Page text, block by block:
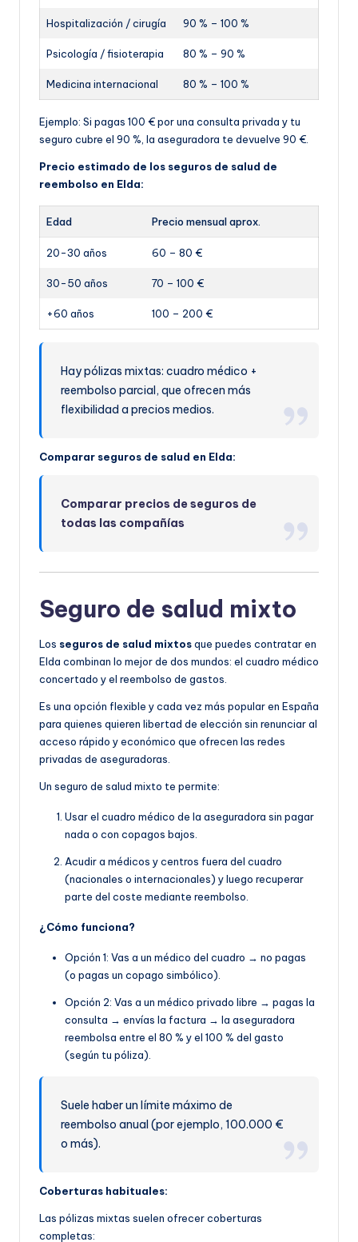
Hospitalización / cirugía 90 % – 100 %
Psicología / fisioterapia 80 % – 90 %
Medicina internacional 80 % – 100 %
Ejemplo: Si pagas 100 € por una consulta privada y tu
seguro cubre el 90 %, la aseguradora te devuelve 90 €.
Precio estimado de los seguros de salud de
reembolso en Elda:
Edad Precio mensual aprox.
20-30 años 60 – 80 €
30-50 años 70 – 100 €
+60 años 100 – 200 €
Hay pólizas mixtas: cuadro médico +
reembolso parcial, que ofrecen más
flexibilidad a precios medios.
Comparar seguros de salud en Elda:
Comparar precios de seguros de
todas las compañías
Seguro de salud mixto
Los seguros de salud mixtosque puedes contratar en
Elda combinan lo mejor de dos mundos: el cuadro médico
concertado y el reembolso de gastos.
Es una opción flexible y cada vez más popular en España
para quienes quieren libertad de elección sin renunciar al
acceso rápido y económico que ofrecen las redes
privadas de aseguradoras.
Un seguro de salud mixto te permite:
Usar el cuadro médico de la aseguradora sin pagar
nada o con copagos bajos.
Acudir a médicos y centros fuera del cuadro
(nacionales o internacionales) y luego recuperar
parte del coste mediante reembolso.
¿Cómo funciona?
Opción 1: Vas a un médico del cuadro → no pagas
(o pagas un copago simbólico).
Opción 2: Vas a un médico privado libre → pagas la
consulta → envías la factura → la aseguradora
reembolsa entre el 80 % y el 100 % del gasto
(según tu póliza).
Suele haber un límite máximo de
reembolso anual (por ejemplo, 100.000 €
o más).
Coberturas habituales:
Las pólizas mixtas suelen ofrecer coberturas
completas: